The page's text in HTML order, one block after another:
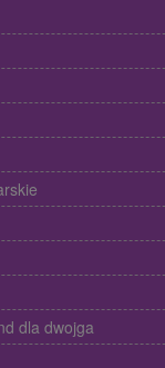
dla dwojga